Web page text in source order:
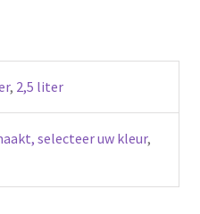
, 2,5 liter
selecteer uw kleur,